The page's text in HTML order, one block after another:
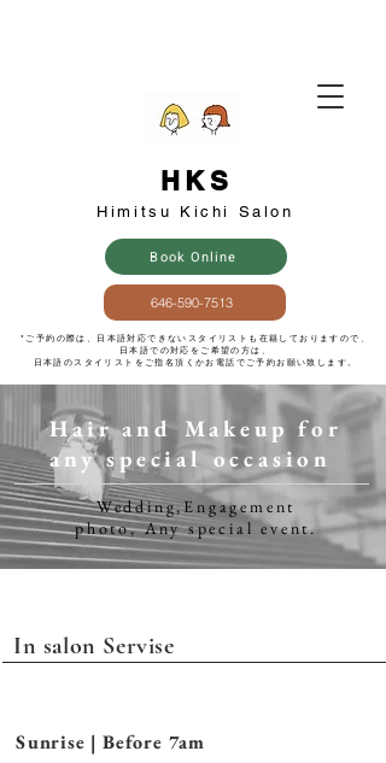
HKS
​Himitsu Kichi Salon
Book Online
646-590-7513
​*ご予約の際は、日本語対応できないスタイリストも在籍しておりますので、
日本語での対応をご希望の方は、
日本語のスタイリストをご指名頂くかお電話でご予約お願い致します。
Hair and Makeup for
any special occasion
​Wedding,Engagement
photo, Any special event.
In salon Servise
Sunrise | Before 7am